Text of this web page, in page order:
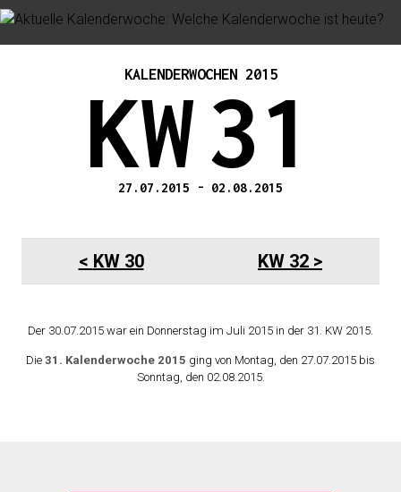
KALENDERWOCHEN 2015
KW31
27.07.2015 - 02.08.2015
KW 30 KW 32
Der 30.07.2015 war ein Donnerstag im Juli 2015 in der 31. KW 2015.
Die 31. Kalenderwoche 2015 ging von Montag, den 27.07.2015 bis
Sonntag, den 02.08.2015.